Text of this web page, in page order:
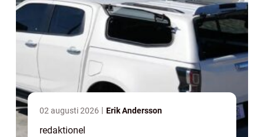
02 augusti 2026 Erik Andersson
redaktionel